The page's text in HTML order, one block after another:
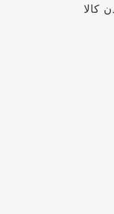
کالا